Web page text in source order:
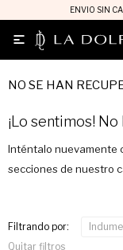
ENVIO SIN

NO SE HAN
¡Lo sentimos!
Inténtalo nuevamente
secciones de nuestro
Filtrando por:
Quitar filtros